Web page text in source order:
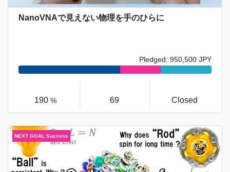
NanoVNAで見えない物理を手のひらに
Pledged: 950,500 JPY
190 % 69 Closed